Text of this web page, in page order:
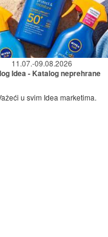
11.07.-09.08.2026
Idea - Katalog neprehrane
u svim Idea marketima.